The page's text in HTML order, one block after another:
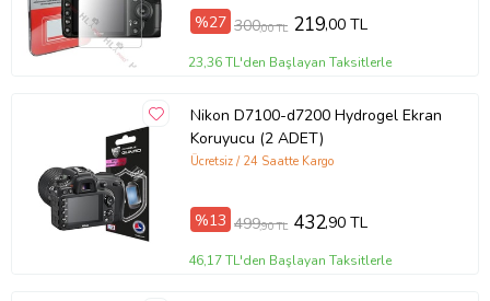
%27 300,00 TL 219,00 TL
23,36 TL'den Başlayan Taksitlerle
Nikon D7100-d7200 Hydrogel Ekran
Koruyucu (2 ADET)
Ücretsiz / 24 Saatte Kargo
%13 499,90 TL 432,90 TL
46,17 TL'den Başlayan Taksitlerle